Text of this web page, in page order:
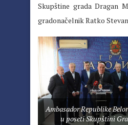
Skupštine grada Dragan
gradonačelnik Ratko
Ambasador Republike
u poseti Skupštini